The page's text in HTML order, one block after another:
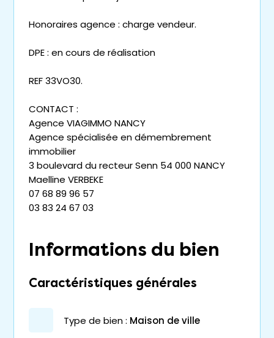
Honoraires agence : charge vendeur.
DPE : en cours de réalisation
REF 33VO30.
CONTACT :
Agence VIAGIMMO NANCY
Agence spécialisée en démembrement
immobilier
3 boulevard du recteur Senn 54 000 NANCY
Maelline VERBEKE
07 68 89 96 57
03 83 24 67 03
Informations du bien
Caractéristiques générales
type de bien : maison de ville